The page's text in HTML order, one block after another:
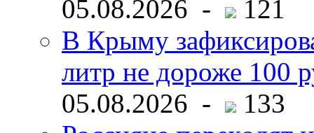
05.08.2026 -
121
В Крыму
литр не дороже 100
05.08.2026 -
133